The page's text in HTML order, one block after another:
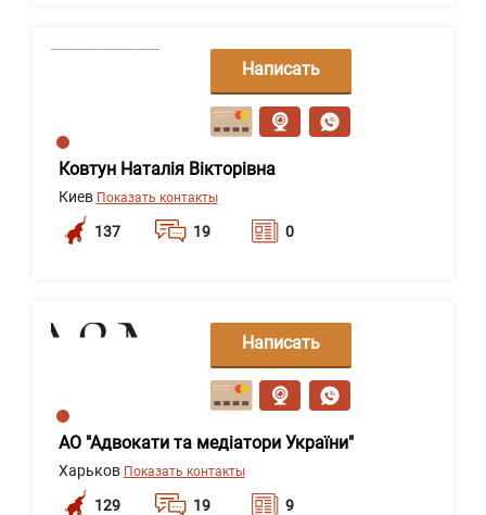
Ковтун Наталія Вікторівна
Киев Показать контакты
137 19 0
Написать
сообщение
АО "Адвокати та медіатори України"
Харьков Показать контакты
129 19 9
Написать
сообщение